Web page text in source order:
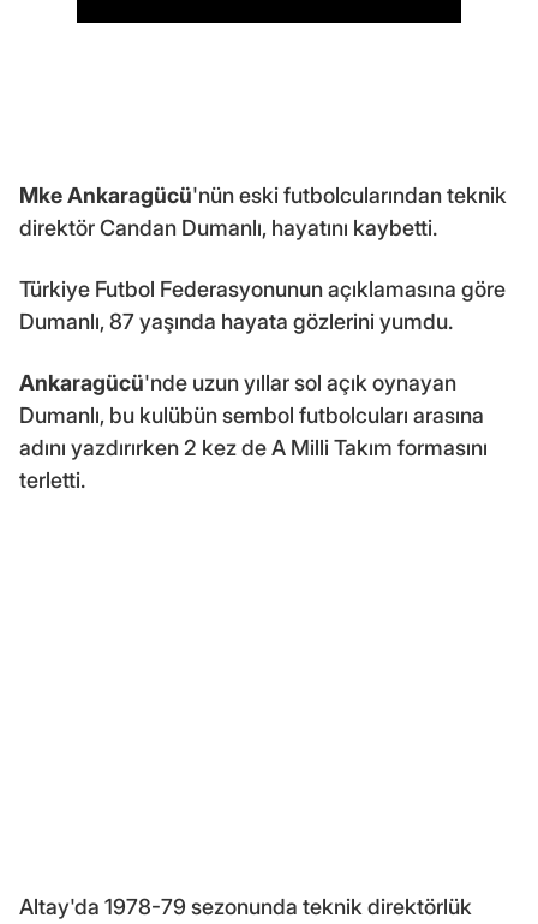
Mke Ankaragücü'nün eski futbolcularından teknik
direktör Candan Dumanlı, hayatını kaybetti.
Türkiye Futbol Federasyonunun açıklamasına göre
Dumanlı, 87 yaşında hayata gözlerini yumdu.
Ankaragücü'nde uzun yıllar sol açık oynayan
Dumanlı, bu kulübün sembol futbolcuları arasına
adını yazdırırken 2 kez de A Milli Takım formasını
terletti.
Altay'da 1978-79 sezonunda teknik direktörlük